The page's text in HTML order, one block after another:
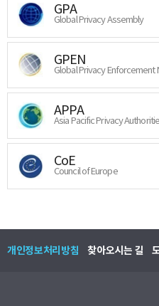
GPA
Global Privacy Assembly
GPEN
Global Privacy
APPA
Asia Pacific Privacy
CoE
Council of Europe
개인정보처리방침 찾아오시는 길